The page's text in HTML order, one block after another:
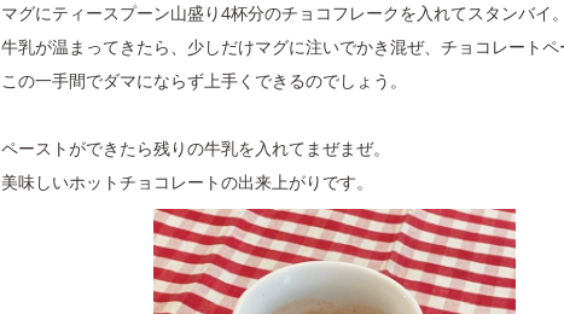
マグにティースプーン山盛り4杯分のチョコフレークを入れてスタンバイ。
牛乳が温まってきたら、少しだけマグに注いでかき混ぜ、チョコレートペ
この一手間でダマにならず上手くできるのでしょう。
ペーストができたら残りの牛乳を入れてまぜまぜ。
美味しいホットチョコレートの出来上がりです。